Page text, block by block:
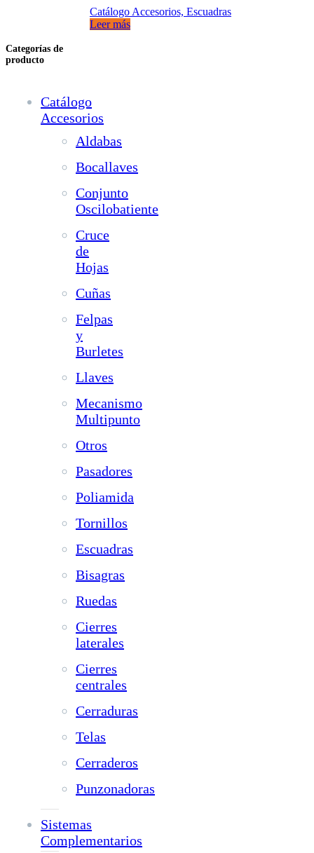
Catálogo Accesorios, Escuadras
Leer más
Categorías de
producto
Catálogo
Accesorios
Aldabas
Bocallaves
Conjunto
Oscilobatiente
Cruce
de
Hojas
Cuñas
Felpas
y
Burletes
Llaves
Mecanismo
Multipunto
Otros
Pasadores
Poliamida
Tornillos
Escuadras
Bisagras
Ruedas
Cierres
laterales
Cierres
centrales
Cerraduras
Telas
Cerraderos
Punzonadoras
Sistemas
Complementarios